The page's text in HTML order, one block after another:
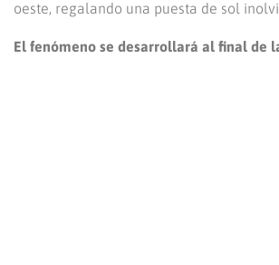
oeste, regalando una puesta de sol
El fenómeno se desarrollará al final de